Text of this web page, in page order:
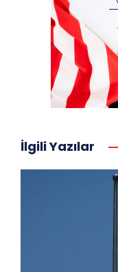
İlgili Yazılar